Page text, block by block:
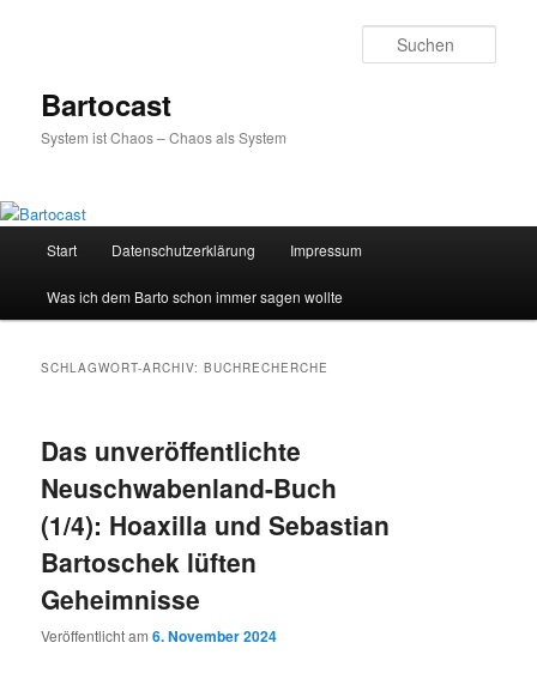
Bartocast
System ist Chaos – Chaos als System
Start Datenschutzerklärung Impressum
Was ich dem Barto schon immer sagen wollte
SCHLAGWORT-ARCHIV:BUCHRECHERCHE
Das unveröffentlichte
Neuschwabenland-Buch
(1/4): Hoaxilla und Sebastian
Bartoschek lüften
Geheimnisse
Veröffentlicht am6. November 2024